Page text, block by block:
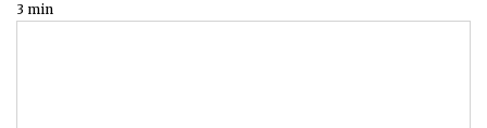
3 min